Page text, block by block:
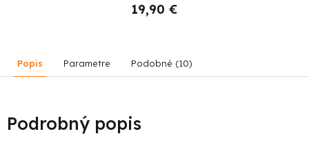
19,90 €
Popis Parametre Podobné (10)
Podrobný popis